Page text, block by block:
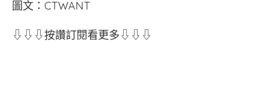
圖文：CTWANT
⇩⇩⇩按讚訂閱看更多⇩⇩⇩